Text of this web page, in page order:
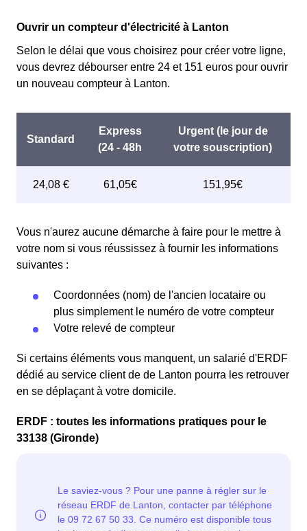
permettant ainsi de réduire sa facture d'électricité en
tarif est proposé par la plupart des fournisseurs
d'électricité en France et est accessible aux Lantonais
uniquement les clients Lantonais qui l'avaient choisie
avant 1998. Elle implique deux tarifs : pendant 22 jours,
le prix de l'électricité est multiplié par quatre, tandis que
les autres jours de l'année, le prix est réduit de 20% par
Ouvrir un compteur d'électricité à Lanton
Selon le délai que vous choisirez pour créer votre ligne,
vous devrez débourser entre 24 et 151 euros pour ouvrir
un nouveau compteur à Lanton.
Vous n'aurez aucune démarche à faire pour le mettre à
votre nom si vous réussissez à fournir les informations
suivantes :
Coordonnées (nom) de l'ancien locataire ou
plus simplement le numéro de votre compteur
Votre relevé de compteur
Si certains éléments vous manquent, un salarié d'ERDF
dédié au service client de de Lanton pourra les retrouver
en se déplaçant à votre domicile.
ERDF : toutes les informations pratiques pour le
33138 (Gironde)